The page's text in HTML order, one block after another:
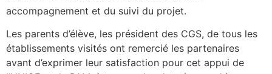
accompagnement et du suivi du projet.
Les parents d’élève, les président des CGS, de tous les
établissements visités ont remercié les partenaires
avant d’exprimer leur satisfaction pour cet appui de